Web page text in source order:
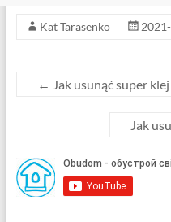
Kat Tarasenko
← Jak usunąć super
Jak